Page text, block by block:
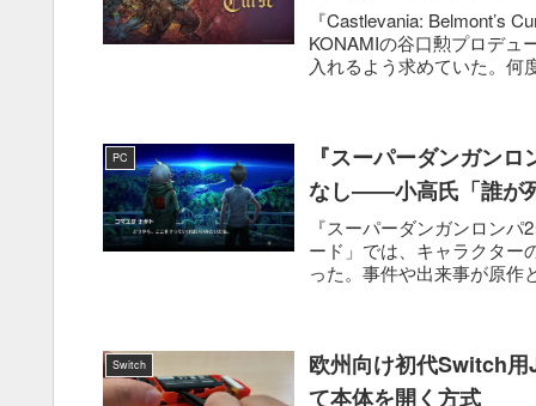
『Castlevania: Belmont’s
KONAMIの谷口勲プロデュ
入れるよう求めていた。何
PC
『スーパーダンガン
なし――小高氏「誰が
『スーパーダンガンロン
ード」では、キャラクター
った。事件や出来事が原作
Switch
欧州向け初代Switch
て本体を開く方式